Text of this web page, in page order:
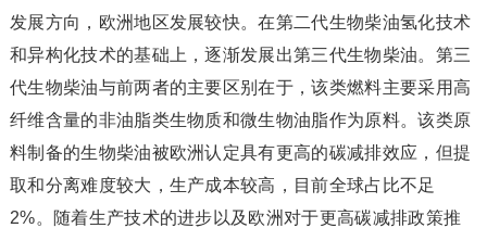
发展方向，欧洲地区发展较快。在第二代生物柴油氢化技术
和异构化技术的基础上，逐渐发展出第三代生物柴油。第三
代生物柴油与前两者的主要区别在于，该类燃料主要采用高
纤维含量的非油脂类生物质和微生物油脂作为原料。该类原
料制备的生物柴油被欧洲认定具有更高的碳减排效应，但提
取和分离难度较大，生产成本较高，目前全球占比不足
2%。随着生产技术的进步以及欧洲对于更高碳减排政策推